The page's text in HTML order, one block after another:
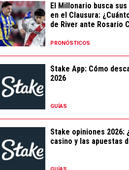
El Millonario busca
en el Clausura:
de River ante Rosario
PRONÓSTICOS
Stake App: Cómo
2026
GUÍAS
Stake opiniones 2026:
casino y las apuestas